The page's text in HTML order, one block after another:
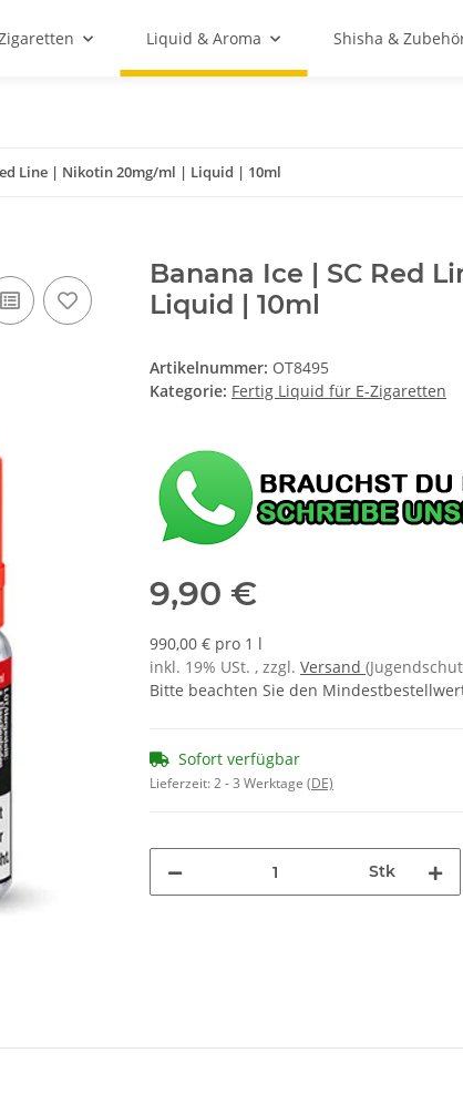
Liquid & Aroma Shisha &
Line | Nikotin 20mg/ml | Liquid | 10ml
Banana Ice | SC Red
Liquid | 10ml
Artikelnummer: OT8495
Kategorie: Fertig Liquid für E-Zigaretten
9,90 €
990,00 € pro 1 l
inkl. 19% USt. , zzgl. Versand
Bitte beachten Sie den
Sofort verfügbar
Lieferzeit:2 - 3 Werktage (DE)
Stk